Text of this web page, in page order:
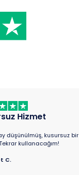
Hizmet
düşünülmüş, kusursuz bir
kullanacağım!
C.